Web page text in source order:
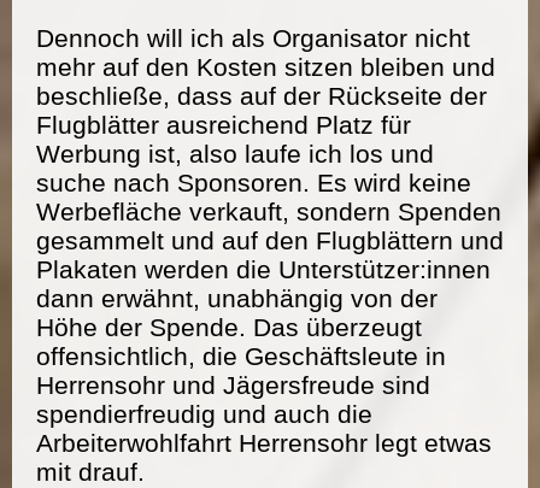
Dennoch will ich als Organisator nicht
mehr auf den Kosten sitzen bleiben und
beschließe, dass auf der Rückseite der
Flugblätter ausreichend Platz für
Werbung ist, also laufe ich los und
suche nach Sponsoren. Es wird keine
Werbefläche verkauft, sondern Spenden
gesammelt und auf den Flugblättern und
Plakaten werden die Unterstützer:innen
dann erwähnt, unabhängig von der
Höhe der Spende. Das überzeugt
offensichtlich, die Geschäftsleute in
Herrensohr und Jägersfreude sind
spendierfreudig und auch die
Arbeiterwohlfahrt Herrensohr legt etwas
mit drauf.